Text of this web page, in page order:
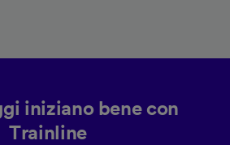
iniziano bene con
Trainline